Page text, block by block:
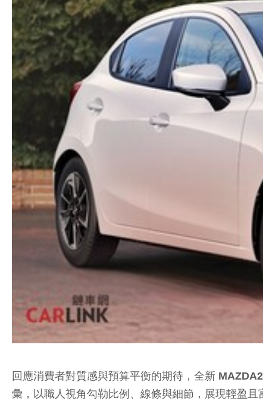
回應消費者對質感與預算平衡的期待，全新
彙，以職人視角勾勒比例、線條與細節，展現輕盈且